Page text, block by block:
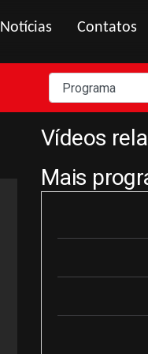
Notícias Contatos
Vídeos
Mais